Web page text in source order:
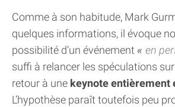
Comme à son habitude, Mark
quelques informations, il évoque
possibilité d’un événement
en
suffi à relancer les spéculations
retour à une keynote entièrement
L’hypothèse paraît toutefois peu